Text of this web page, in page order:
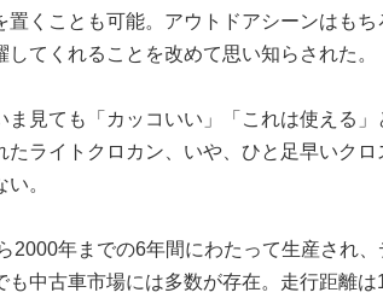
置くことも可能。アウトドアシーンはも
してくれることを改めて思い知らされた。
ま見ても「カッコいい」「これは使える
たライトクロカン、いや、ひと足早いク
。
2000年までの6年間にわたって生産され
も中古車市場には多数が存在。走行距離